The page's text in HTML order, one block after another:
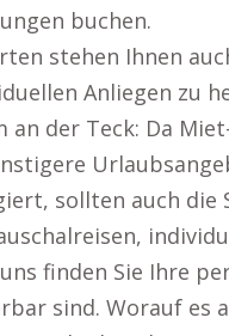
buchen.
stehen Ihnen
Anliegen zu
an der Teck: Da
sollten auch die
finden Sie Ihre
sind. Worauf es